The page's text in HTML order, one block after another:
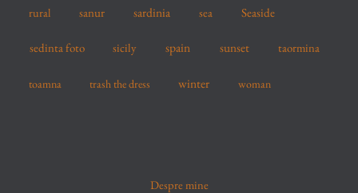
rural sanur sardinia sea Seaside
sedinta foto sicily spain sunset taormina
toamna trash the dress winter woman
Despre mine